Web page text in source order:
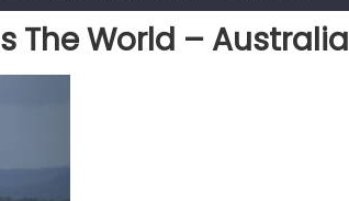
The World – Australia